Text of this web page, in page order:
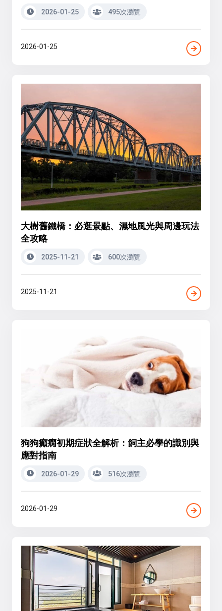
2026-01-25 495次瀏覽
2026-01-25
大樹舊鐵橋：必逛景點、濕地風光與周邊玩法
全攻略
2025-11-21 600次瀏覽
2025-11-21
狗狗癲癇初期症狀全解析：飼主必學的識別與
應對指南
2026-01-29 516次瀏覽
2026-01-29